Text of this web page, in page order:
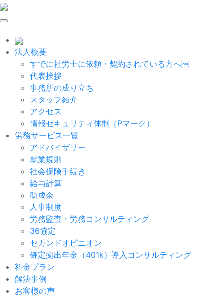
Skip
to
法人概要
すでに社労士に依頼・契約されている方へ￼
代表挨拶
事務所の成り立ち
スタッフ紹介
アクセス
情報セキュリティ体制（Pマーク）
労務サービス一覧
アドバイザリー
就業規則
社会保険手続き
給与計算
助成金
人事制度
労務監査・労務コンサルティング
36協定
セカンドオピニオン
確定拠出年金（401k）導入コンサルティング
料金プラン
解決事例
お客様の声